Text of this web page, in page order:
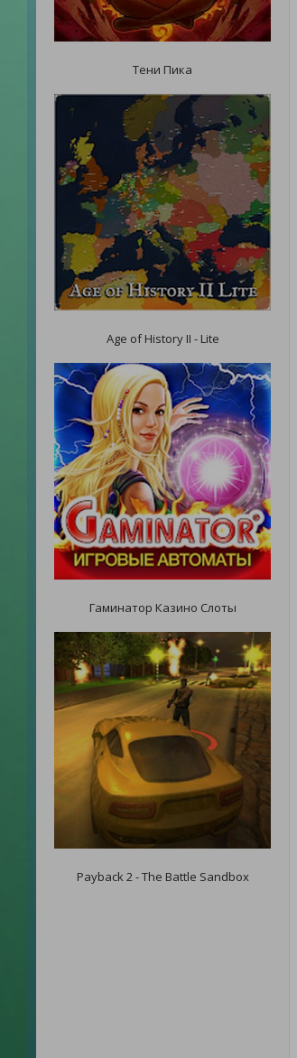
Тени Пика
Age of History II - Lite
Гаминатор Казино Слоты
Payback 2 - The Battle Sandbox